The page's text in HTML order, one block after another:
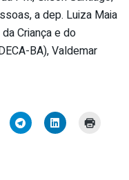
a dep. Luiza Maia
Criança e do
BA), Valdemar